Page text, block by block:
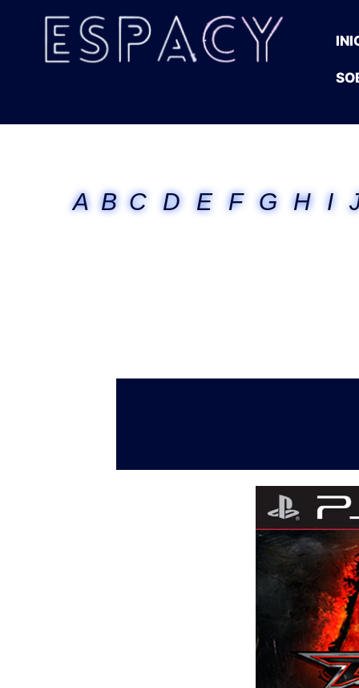
A B C D E F G H I